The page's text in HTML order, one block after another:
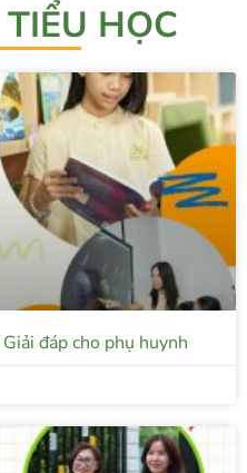
HỌC
đáp cho phụ huynh